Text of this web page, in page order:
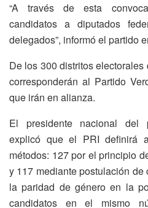
“A través de esta
candidatos a diputados
delegados”, informó el partido
De los 300 distritos
corresponderán al Partido
que irán en alianza.
El presidente nacional del
explicó que el PRI definirá
métodos: 127 por el principio
y 117 mediante postulación de
la paridad de género en la
candidatos en el mismo